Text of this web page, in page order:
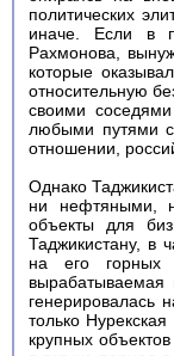
политических
иначе. Если в
Рахмонова,
которые
относительную
своими
любыми путями
отношении,
Однако
ни нефтяными,
объекты для
Таджикистану, в
на его горных
вырабатываемая
генерировалась
только
крупных